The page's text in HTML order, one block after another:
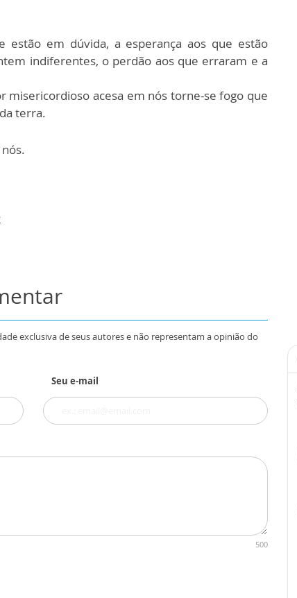
estão em dúvida, a esperança aos que estão
indiferentes, o perdão aos que erraram e a
misericordioso acesa em nós torne-se fogo que
terra.
exclusiva de seus autores e não representam a opinião do
Seu e-mail
500